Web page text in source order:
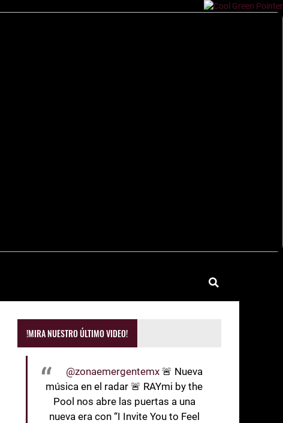
!MIRA NUESTRO ÚLTIMO VIDEO!
@zonaemergentemx 🚨 Nueva
música en el radar 🚨 RAYmi by the
Pool nos abre las puertas a una
nueva era con “I Invite You to Feel